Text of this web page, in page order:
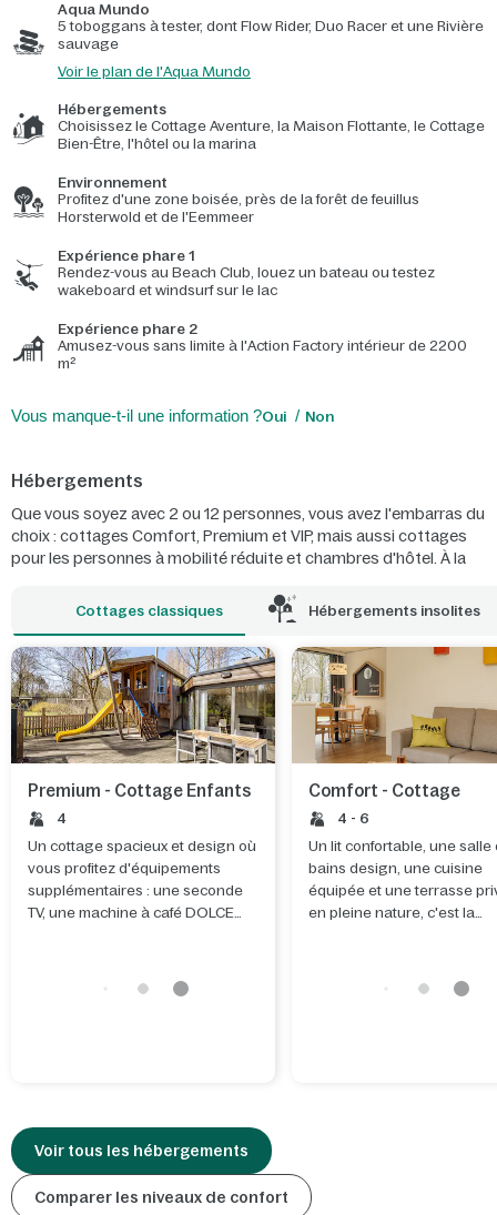
Aqua Mundo
5 toboggans à tester, dont Flow Rider, Duo Racer et une Rivière
sauvage
Voir le plan de l'Aqua Mundo
Hébergements
Choisissez le Cottage Aventure, la Maison Flottante, le Cottage
Bien-Être, l'hôtel ou la marina
Environnement
Profitez d'une zone boisée, près de la forêt de feuillus
Horsterwold et de l'Eemmeer
Expérience phare 1
Rendez-vous au Beach Club, louez un bateau ou testez
wakeboard et windsurf sur le lac
Expérience phare 2
Amusez-vous sans limite à l'Action Factory intérieur de 2200
m²
Vous manque-t-il une information ?Oui Non
Hébergements
Que vous soyez avec 2 ou 12 personnes, vous avez l'embarras du
choix : cottages Comfort, Premium et VIP, mais aussi cottages
pour les personnes à mobilité réduite et chambres d'hôtel. À la
l'eau, que ce soit depuis votre Maison sur l'Eau ou votre luxueuse
Cottages classiques Hébergements insolites
Premium - Cottage Enfants
4
Un cottage spacieux et design où
vous profitez d'équipements
supplémentaires : une seconde
TV, une machine à café DOLCE
Comfort - Cottage
4 - 6
Un lit confortable, une salle
bains design, une cuisine
équipée et une terrasse
en pleine nature, c'est la
Voir tous les hébergements
Comparer les niveaux de confort